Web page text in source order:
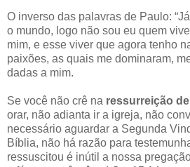
O inverso das palavras de Paulo:
o mundo, logo não sou eu quem
mim, e esse viver que agora tenho
paixões, as quais me dominaram,
dadas a mim.
Se você não crê na ressurreição
orar, não adianta ir a igreja, não
necessário aguardar a Segunda
Bíblia, não há razão para
ressuscitou é inútil a nossa